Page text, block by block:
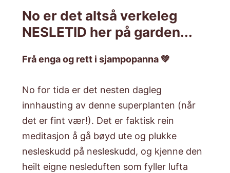
No er det altså verkeleg
NESLETID her på garden...
Frå enga og rett i sjampopanna 💚
No for tida er det nesten dagleg
innhausting av denne superplanten (når
det er fint vær!). Det er faktisk rein
meditasjon å gå bøyd ute og plukke
nesleskudd på nesleskudd, og kjenne den
heilt eigne nesleduften som fyller lufta